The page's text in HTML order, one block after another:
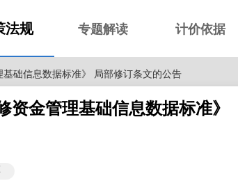
法规 专题解读 计价依据
础信息数据标准》 局部修订条文的公告
金管理基础信息数据标准》